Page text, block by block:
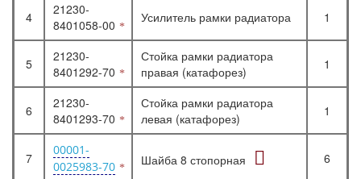
4
21230-
8401058-00
Усилитель рамки радиатора 1
5
21230-
8401292-70
Стойка рамки радиатора
правая (катафорез)
1
6
21230-
8401293-70
Стойка рамки радиатора
левая (катафорез)
1
7
00001-
0025983-70
Шайба 8 стопорная 6